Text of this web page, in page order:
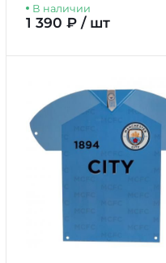
В наличии
1 390 ₽ / шт